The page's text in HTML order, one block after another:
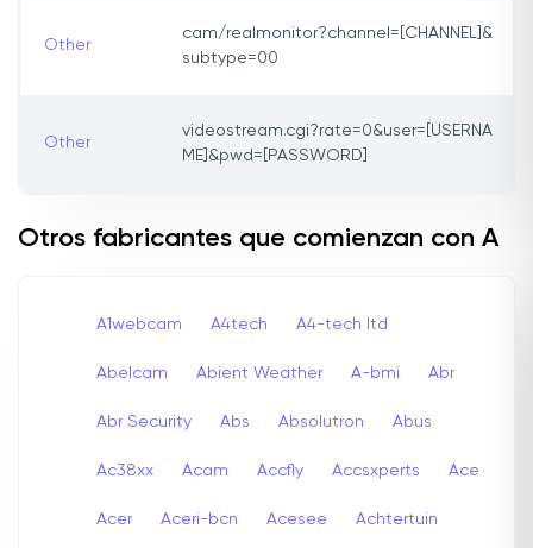
Other
cam/realmonitor?channel=[CHANNEL]&
subtype=00
Other
videostream.cgi?rate=0&user=[USERNA
ME]&pwd=[PASSWORD]
Otros fabricantes que comienzan con A
A1webcam A4tech A4-tech Itd
Abelcam Abient Weather A-bmi Abr
Abr Security Abs Absolutron Abus
Ac38xx Acam Accfly Accsxperts Ace
Acer Aceri-bcn Acesee Achtertuin